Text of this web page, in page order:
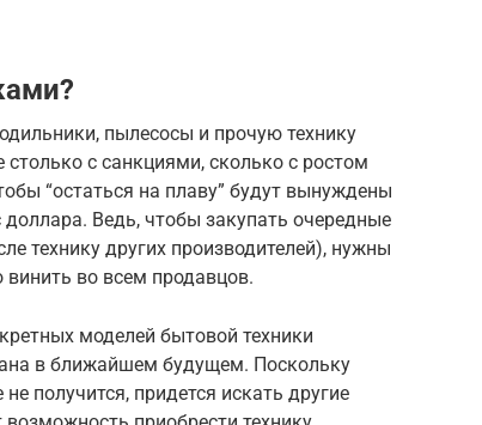
пылесосы и прочую технику
с санкциями, сколько с ростом
“остаться на плаву” будут вынуждены
Ведь, чтобы закупать очередные
технику других производителей), нужны
во всем продавцов.
моделей бытовой техники
в ближайшем будущем. Поскольку
получится, придется искать другие